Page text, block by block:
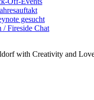
gesucht
/ Fireside Chat
with Creativity and